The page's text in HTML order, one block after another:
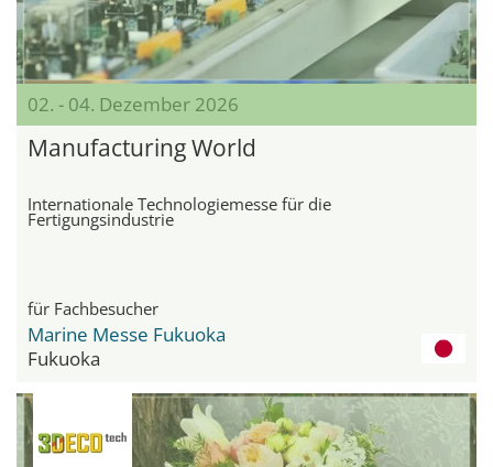
02. - 04. Dezember 2026
Manufacturing World
Internationale Technologiemesse für die
Fertigungsindustrie
für Fachbesucher
Marine Messe Fukuoka
Fukuoka